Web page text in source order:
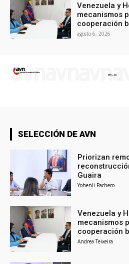
Venezuela y
mecanismos
cooperación
agosto 6, 2026
SELECCIÓN DE AVN
Priorizan
Guaira
Yohenli Pacheco
Venezuela y
mecanismos
cooperación
Andrea Teixeira